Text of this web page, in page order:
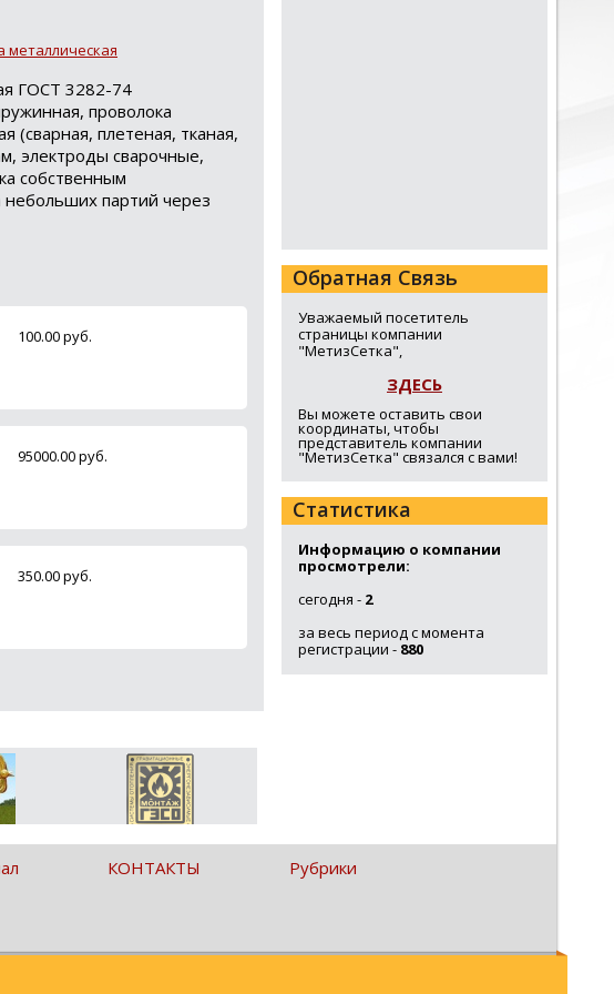
металлическая
ГОСТ 3282-74
проволока
(сварная, плетеная, тканая,
электроды сварочные,
собственным
небольших партий через
100.00 руб.
95000.00 руб.
350.00 руб.
Обратная Связь
Уважаемый посетитель
страницы компании
"МетизСетка",
ЗДЕСЬ
Вы можете оставить свои
координаты, чтобы
представитель компании
"МетизСетка" связался с вами!
Статистика
Информацию о компании
просмотрели:
сегодня - 2
за весь период с момента
регистрации - 880
КОНТАКТЫ Рубрики